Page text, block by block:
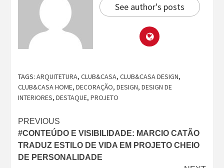
See author's posts
TAGS: ARQUITETURA, CLUB&CASA, CLUB&CASA DESIGN,
CLUB&CASA HOME, DECORAÇÃO, DESIGN, DESIGN DE
INTERIORES, DESTAQUE, PROJETO
Continue
Reading
PREVIOUS
#CONTEÚDO E VISIBILIDADE: MARCIO CATÃO
TRADUZ ESTILO DE VIDA EM PROJETO CHEIO
DE PERSONALIDADE